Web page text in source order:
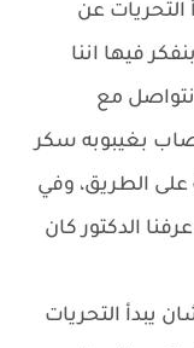
التحريات عن
فيها اننا
نتواصل مع
بغيبوبه سكر
الطريق، وفي
الدكتور كان
يبدأ التحريات